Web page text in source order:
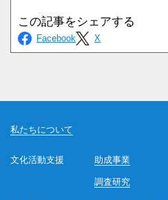
私たちについて
文化活動支援 助成事業
調査研究